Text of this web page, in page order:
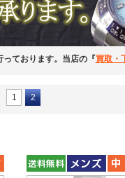
ております。当店の『買取・
1 2